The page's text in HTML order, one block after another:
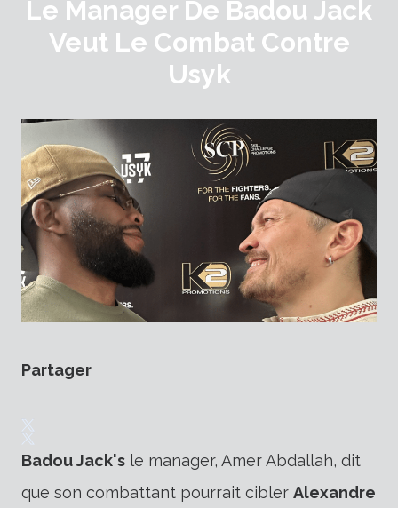
Le Manager De Badou Jack
Veut Le Combat Contre
Usyk
Partager
Badou Jack's le manager, Amer Abdallah, dit
que son combattant pourrait cibler Alexandre